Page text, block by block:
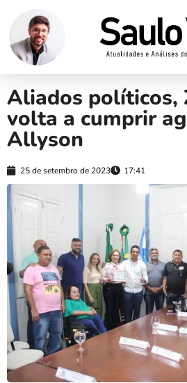
Aliados políticos,
volta a cumprir
Allyson
25 de setembro de 2023 17:41